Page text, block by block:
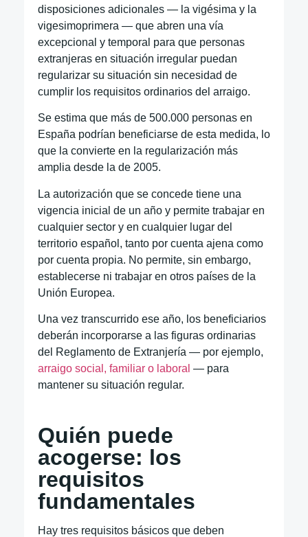
disposiciones adicionales — la vigésima y la
vigesimoprimera — que abren una vía
excepcional y temporal para que personas
extranjeras en situación irregular puedan
regularizar su situación sin necesidad de
cumplir los requisitos ordinarios del arraigo.
Se estima que más de 500.000 personas en
España podrían beneficiarse de esta medida, lo
que la convierte en la regularización más
amplia desde la de 2005.
La autorización que se concede tiene una
vigencia inicial de un año y permite trabajar en
cualquier sector y en cualquier lugar del
territorio español, tanto por cuenta ajena como
por cuenta propia. No permite, sin embargo,
establecerse ni trabajar en otros países de la
Unión Europea.
Una vez transcurrido ese año, los beneficiarios
deberán incorporarse a las figuras ordinarias
del Reglamento de Extranjería — por ejemplo,
arraigo social, familiar o laboral — para
mantener su situación regular.
Quién puede
acogerse: los
requisitos
fundamentales
Hay tres requisitos básicos que deben